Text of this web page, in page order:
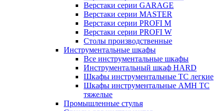
Верстаки серии GARAGE
Верстаки серии MASTER
Верстаки серии PROFI M
Верстаки серии PROFI W
Столы производственные
Инструментальные шкафы
Все инструментальные шкафы
Инструментальный шкаф HARD
Шкафы инструментальные ТС легкие
Шкафы инструментальные AMH TC
тяжелые
Промышленные стулья